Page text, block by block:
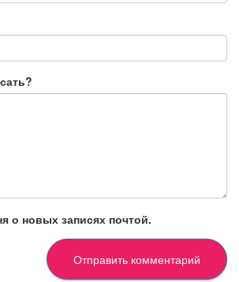
о новых записях почтой.